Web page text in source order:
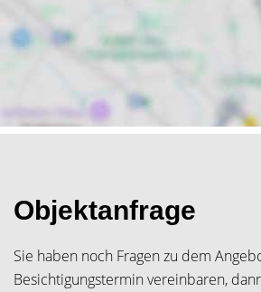
Objektanfrage
Sie haben noch Fragen zu dem
Besichtigungstermin vereinbaren,